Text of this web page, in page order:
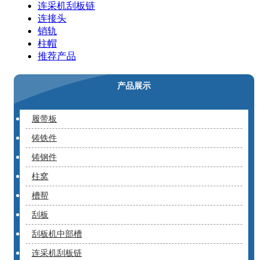
连采机刮板链
连接头
销轨
柱帽
推荐产品
产品展示
履带板
铸铁件
铸钢件
柱窝
槽帮
刮板
刮板机中部槽
连采机刮板链